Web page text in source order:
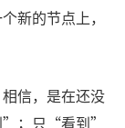
新的节点上，
信，是在还没
”；只“看到”